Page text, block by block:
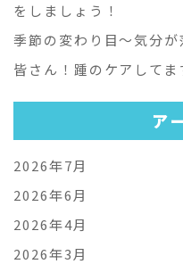
をしましょう！
季節の変わり目～気分
皆さん！踵のケアしてま
ア
2026年7月
2026年6月
2026年4月
2026年3月